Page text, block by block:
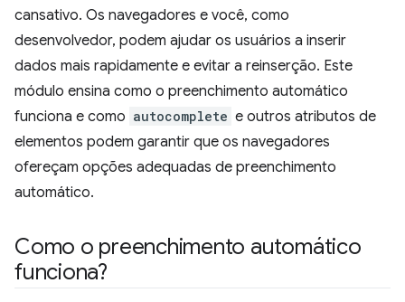
cansativo. Os navegadores e você, como
desenvolvedor, podem ajudar os usuários a inserir
dados mais rapidamente e evitar a reinserção. Este
módulo ensina como o preenchimento automático
funciona e como autocomplete e outros atributos de
elementos podem garantir que os navegadores
ofereçam opções adequadas de preenchimento
automático.
Como o preenchimento automático
funciona?